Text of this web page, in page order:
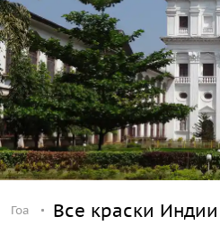
Гоа Все краски Индии